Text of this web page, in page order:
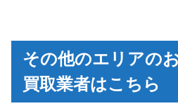
その他のエリアの
買取業者はこちら